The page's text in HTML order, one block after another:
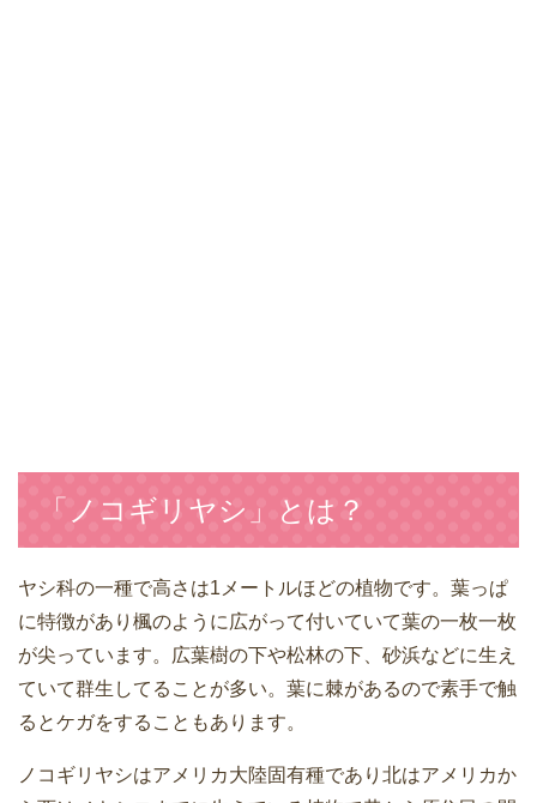
「ノコギリヤシ」とは？
ヤシ科の一種で高さは1メートルほどの植物です。葉っぱ
に特徴があり楓のように広がって付いていて葉の一枚一枚
が尖っています。広葉樹の下や松林の下、砂浜などに生え
ていて群生してることが多い。葉に棘があるので素手で触
るとケガをすることもあります。
ノコギリヤシはアメリカ大陸固有種であり北はアメリカか